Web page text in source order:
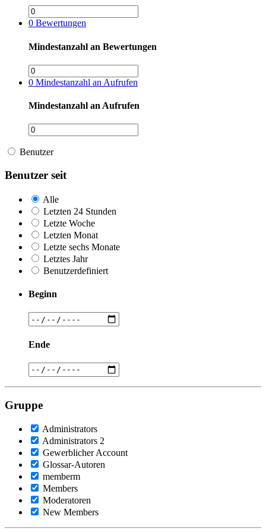
0 Bewertungen
Mindestanzahl an Bewertungen
0 Mindestanzahl an Aufrufen
Mindestanzahl an Aufrufen
Benutzer
Benutzer seit
Alle
Letzten 24 Stunden
Letzte Woche
Letzten Monat
Letzte sechs Monate
Letztes Jahr
Benutzerdefiniert
Beginn
Ende
Gruppe
Administrators
Administrators 2
Gewerblicher Account
Glossar-Autoren
memberm
Members
Moderatoren
New Members